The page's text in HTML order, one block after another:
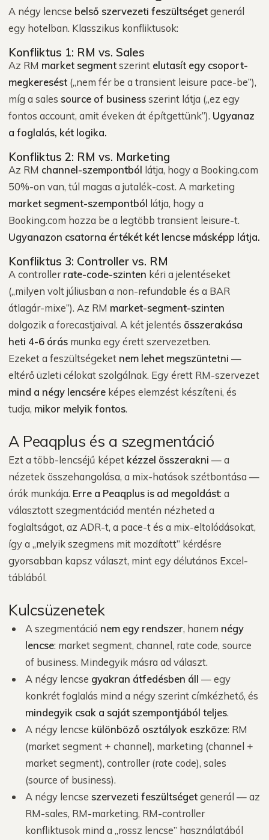
A négy lencse belső szervezeti feszültségetgenerál
egy hotelban. Klasszikus konfliktusok:
Konfliktus 1: RM vs. Sales
Az RM market segmentszerint elutasít egy csoport-
megkeresést („nem fér be a transient leisure pace-be”),
míg a sales source of businessszerint látja („ez egy
fontos account, amit éveken át építgettünk”). Ugyanaz
a foglalás, két logika.
Konfliktus 2: RM vs. Marketing
Az RM channel-szempontból látja, hogy a Booking.com
50%-on van, túl magas a jutalék-cost. A marketing
market segment-szempontból látja, hogy a
Booking.com hozza be a legtöbb transient leisure-t.
Ugyanazon csatorna értékét két lencse másképp látja.
Konfliktus 3: Controller vs. RM
A controllerrate-code-szinten kéri a jelentéseket
(„milyen volt júliusban a non-refundable és a BAR
átlagár-mixe”). Az RM market-segment-szinten
dolgozik a forecastjaival. A két jelentés összerakása
heti 4-6 órás munka egy érett szervezetben.
Ezeket a feszültségeket nem lehet megszüntetni —
eltérő üzleti célokat szolgálnak. Egy érett RM-szervezet
mind a négy lencsére képes elemzést készíteni, és
tudja, mikor melyik fontos.
A Peaqplus és a szegmentáció
Ezt a több-lencséjű képet kézzel összerakni — a
nézetek összehangolása, a mix-hatások szétbontása —
órák munkája. Erre a Peaqplus is ad megoldást: a
választott szegmentációd mentén nézheted a
foglaltságot, az ADR-t, a pace-t és a mix-eltolódásokat,
így a „melyik szegmens mit mozdított” kérdésre
gyorsabban kapsz választ, mint egy délutános Excel-
táblából.
Kulcsüzenetek
A szegmentáció nem egy rendszer, hanem négy
lencse: market segment, channel, rate code, source
of business. Mindegyik másra ad választ.
A négy lencse gyakran átfedésben áll — egy
konkrét foglalás mind a négy szerint címkézhető, és
mindegyik csak a saját szempontjából teljes.
A négy lencse különböző osztályok eszköze: RM
(market segment + channel), marketing (channel +
market segment), controller (rate code), sales
(source of business).
A négy lencse szervezeti feszültségetgenerál — az
RM-sales, RM-marketing, RM-controller
konfliktusok mind a „rossz lencse” használatából